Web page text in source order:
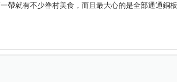
帶就有不少眷村美食，而且最大心的是全部通通銅板